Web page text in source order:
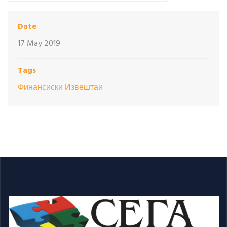
Date
17 May 2019
Tags
Финансиски Извештаи